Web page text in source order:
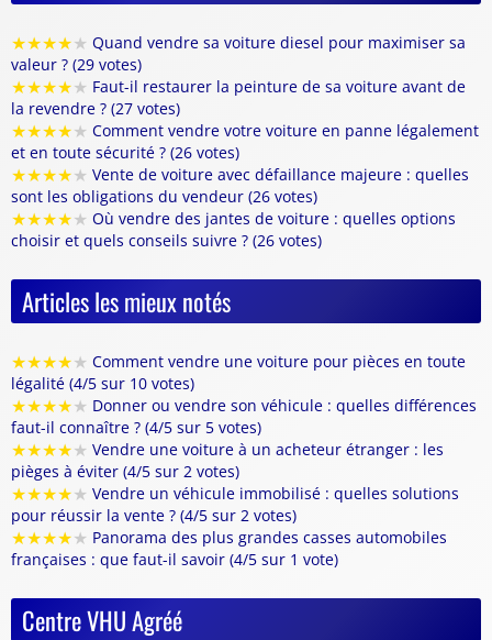
★★★★★ Quand vendre sa voiture diesel pour maximiser sa
valeur ? (29 votes)
★★★★★ Faut-il restaurer la peinture de sa voiture avant de
la revendre ? (27 votes)
★★★★★ Comment vendre votre voiture en panne légalement
et en toute sécurité ? (26 votes)
★★★★★ Vente de voiture avec défaillance majeure : quelles
sont les obligations du vendeur (26 votes)
★★★★★ Où vendre des jantes de voiture : quelles options
choisir et quels conseils suivre ? (26 votes)
Articles les mieux notés
★★★★★ Comment vendre une voiture pour pièces en toute
légalité (4/5 sur 10 votes)
★★★★★ Donner ou vendre son véhicule : quelles différences
faut-il connaître ? (4/5 sur 5 votes)
★★★★★ Vendre une voiture à un acheteur étranger : les
pièges à éviter (4/5 sur 2 votes)
★★★★★ Vendre un véhicule immobilisé : quelles solutions
pour réussir la vente ? (4/5 sur 2 votes)
★★★★★ Panorama des plus grandes casses automobiles
françaises : que faut-il savoir (4/5 sur 1 vote)
Centre VHU Agréé